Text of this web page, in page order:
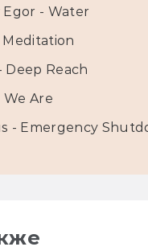
Egor - Water
Meditation
Deep Reach
We Are
- Emergency